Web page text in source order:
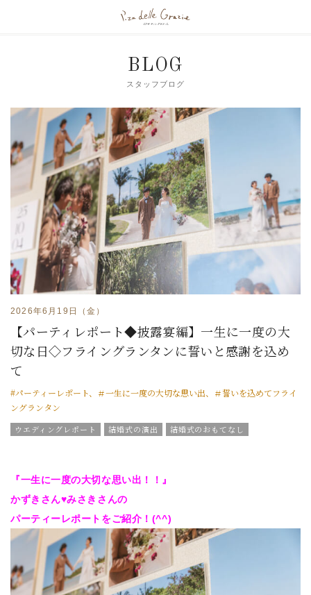
BLOG
スタッフブログ
2026年6月19日（金）
【パーティレポート◆披露宴編】一生に一度の大
切な日◇フライングランタンに誓いと感謝を込め
て
#パーティーレポート、＃一生に一度の大切な思い出、＃誓いを込めてフライ
ングランタン
ウエディングレポート 結婚式の演出
結婚式のおもてなし
『一生に一度の大切な思い出！！』
かずきさん♥みさきさんの
パーティーレポートをご紹介！(^^)